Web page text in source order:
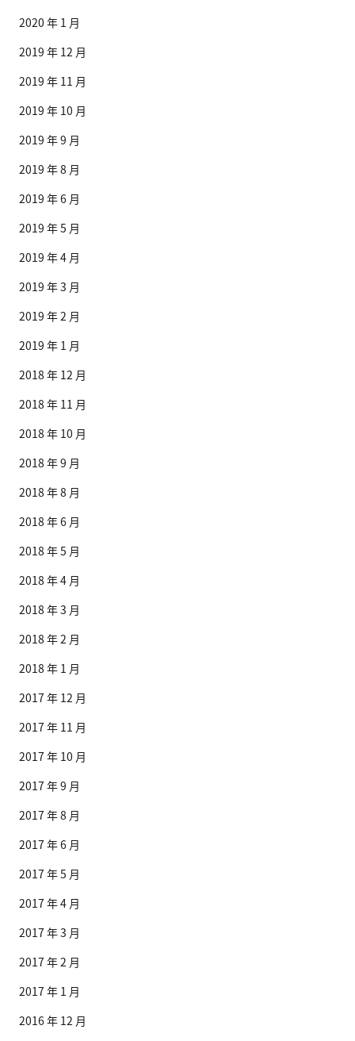
2020 年 1 月
2019 年 12 月
2019 年 11 月
2019 年 10 月
2019 年 9 月
2019 年 8 月
2019 年 6 月
2019 年 5 月
2019 年 4 月
2019 年 3 月
2019 年 2 月
2019 年 1 月
2018 年 12 月
2018 年 11 月
2018 年 10 月
2018 年 9 月
2018 年 8 月
2018 年 6 月
2018 年 5 月
2018 年 4 月
2018 年 3 月
2018 年 2 月
2018 年 1 月
2017 年 12 月
2017 年 11 月
2017 年 10 月
2017 年 9 月
2017 年 8 月
2017 年 6 月
2017 年 5 月
2017 年 4 月
2017 年 3 月
2017 年 2 月
2017 年 1 月
2016 年 12 月